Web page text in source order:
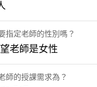
指定老師的性別嗎？
老師是女性
師的授課需求為？